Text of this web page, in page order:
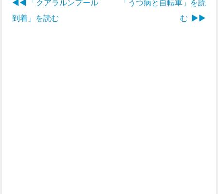
◀︎◀︎ 「クアラルンプール
到着」を読む
「うつ病と自転車」を読
む ▶︎▶︎